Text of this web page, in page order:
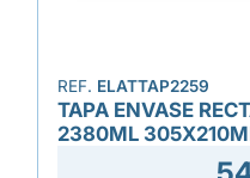
REF. ELATTAP2259
TAPA ENVASE
2380ML